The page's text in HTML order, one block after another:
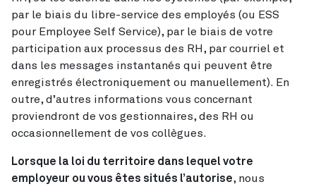
par le biais du libre-service des employés (ou ESS
pour Employee Self Service), par le biais de votre
participation aux processus des RH, par courriel et
dans les messages instantanés qui peuvent être
enregistrés électroniquement ou manuellement). En
outre, d’autres informations vous concernant
proviendront de vos gestionnaires, des RH ou
occasionnellement de vos collègues.
Lorsque la loi du territoire dans lequel votre
employeur ou vous êtes situés l’autorise, nous